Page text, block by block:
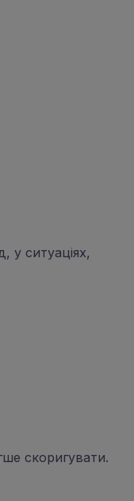
у ситуаціях,
скоригувати.